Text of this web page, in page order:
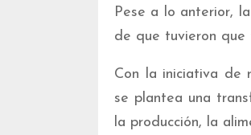
Pese a lo anterior,
de que tuvieron que
Con la iniciativa de
se plantea una
la producción, la